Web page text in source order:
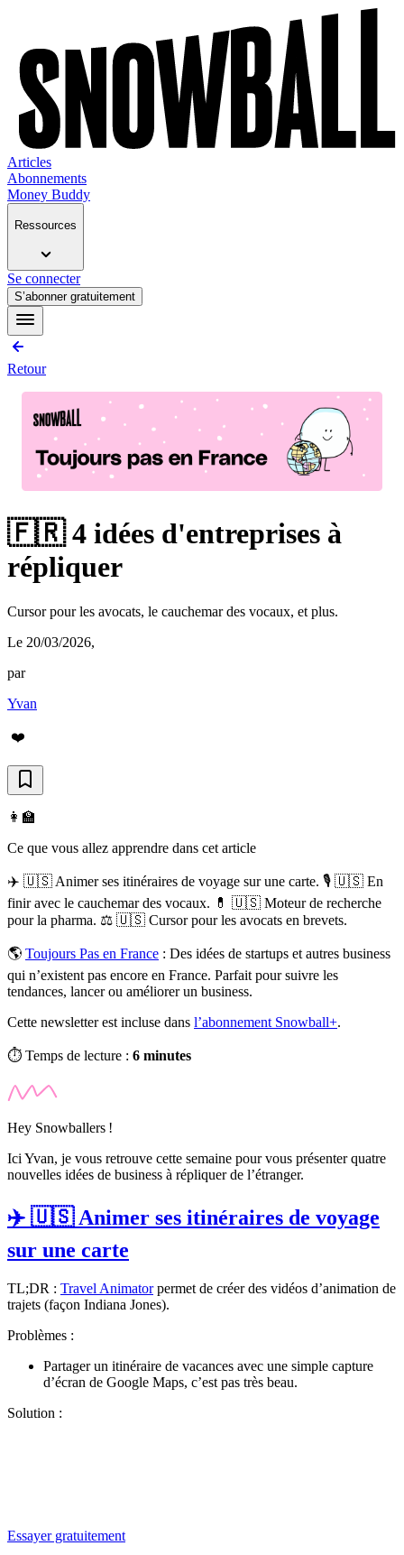
Articles
Abonnements
Money Buddy
Ressources
Se connecter
S’abonner gratuitement
Retour
🇫🇷 4 idées d'entreprises à
répliquer
Cursor pour les avocats, le cauchemar des vocaux, et plus.
Le 20/03/2026,
par
Yvan
❤️
👩‍🏫
Ce que vous allez apprendre dans cet article
✈️ 🇺🇸 Animer ses itinéraires de voyage sur une carte. 🎙️ 🇺🇸 En
finir avec le cauchemar des vocaux. 💊 🇺🇸 Moteur de recherche
pour la pharma. ⚖️ 🇺🇸 Cursor pour les avocats en brevets.
🌎 Toujours Pas en France : Des idées de startups et autres business
qui n’existent pas encore en France. Parfait pour suivre les
tendances, lancer ou améliorer un business.
Cette newsletter est incluse dans l’abonnement Snowball+.
⏱️ Temps de lecture : 6 minutes
Hey Snowballers !
Ici Yvan, je vous retrouve cette semaine pour vous présenter quatre
nouvelles idées de business à répliquer de l’étranger.
✈️ 🇺🇸 Animer ses itinéraires de voyage
sur une carte
TL;DR : Travel Animatorpermet de créer des vidéos d’animation de
trajets (façon Indiana Jones).
Problèmes :
Partager un itinéraire de vacances avec une simple capture
d’écran de Google Maps, c’est pas très beau.
Solution :
Essayer gratuitement